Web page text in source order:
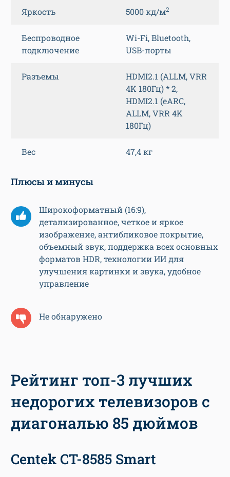
Яркость 5000 кд/м2
Беспроводное
подключение
Wi-Fi, Bluetooth,
USB-порты
Разъемы
HDMI2.1 (ALLM, VRR
4K 180Гц) * 2,
HDMI2.1 (eARC,
ALLM, VRR 4K
180Гц)
Вес 47,4 кг
Плюсы и минусы
Широкоформатный (16:9),
детализированное, четкое и яркое
изображение, антибликовое покрытие,
объемный звук, поддержка всех основных
форматов HDR, технологии ИИ для
улучшения картинки и звука, удобное
управление
Не обнаружено
Рейтинг топ-3 лучших
недорогих телевизоров с
диагональю 85 дюймов
Centek CT-8585 Smart